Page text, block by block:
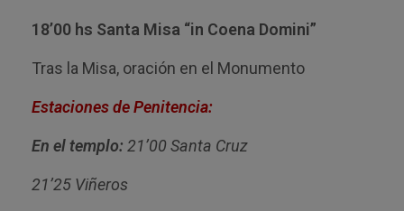
18’00 hs Santa Misa “in Coena Domini”
Tras la Misa, oración en el Monumento
Estaciones de Penitencia:
En el templo: 21’00 Santa Cruz
21’25 Viñeros